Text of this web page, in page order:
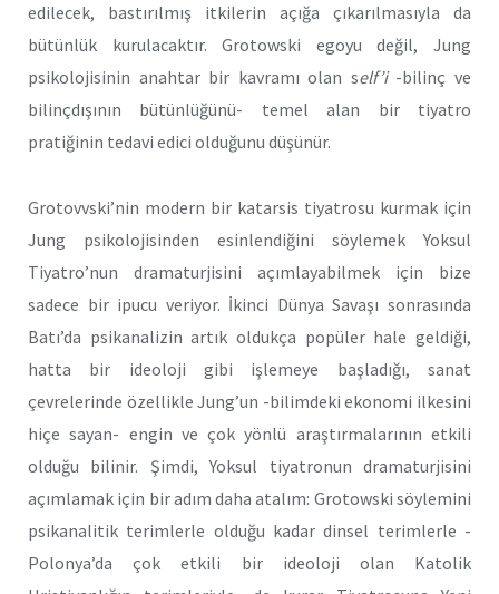
edilecek, bastırılmış itkilerin açığa çıkarılmasıyla da
bütünlük kurulacaktır. Grotowski egoyu değil, Jung
psikolojisinin anahtar bir kavramı olan self’i -bilinç ve
bilinçdışının bütünlüğünü- temel alan bir tiyatro
pratiğinin tedavi edici olduğunu düşünür.
Grotovvski’nin modern bir katarsis tiyatrosu kurmak için
Jung psikolojisinden esinlendiğini söylemek Yoksul
Tiyatro’nun dramaturjisini açımlayabilmek için bize
sadece bir ipucu veriyor. İkinci Dünya Savaşı sonrasında
Batı’da psikanalizin artık oldukça popüler hale geldiği,
hatta bir ideoloji gibi işlemeye başladığı, sanat
çevrelerinde özellikle Jung’un -bilimdeki ekonomi ilkesini
hiçe sayan- engin ve çok yönlü araştırmalarının etkili
olduğu bilinir. Şimdi, Yoksul tiyatronun dramaturjisini
açımlamak için bir adım daha atalım: Grotowski söylemini
psikanalitik terimlerle olduğu kadar dinsel terimlerle -
Polonya’da çok etkili bir ideoloji olan Katolik